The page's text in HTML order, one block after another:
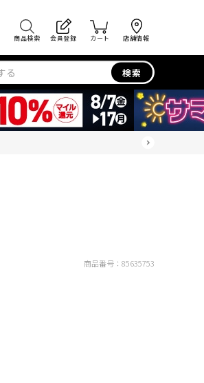
商品検索 会員登録 カート 店舗情報
検索
商品番号： 85635753